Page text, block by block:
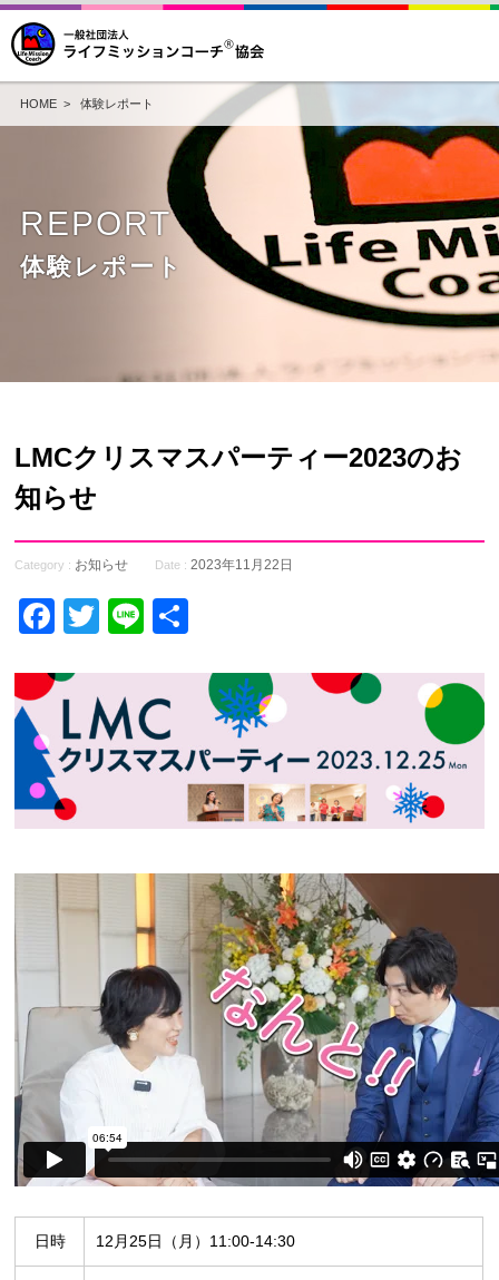
HOME> 体験レポート
REPORT
体験レポート
LMCクリスマスパーティー2023のお
知らせ
Category : お知らせ Date : 2023年11月22日
Facebook
Twitter
Line
日時 12月25日（月）11:00-14:30